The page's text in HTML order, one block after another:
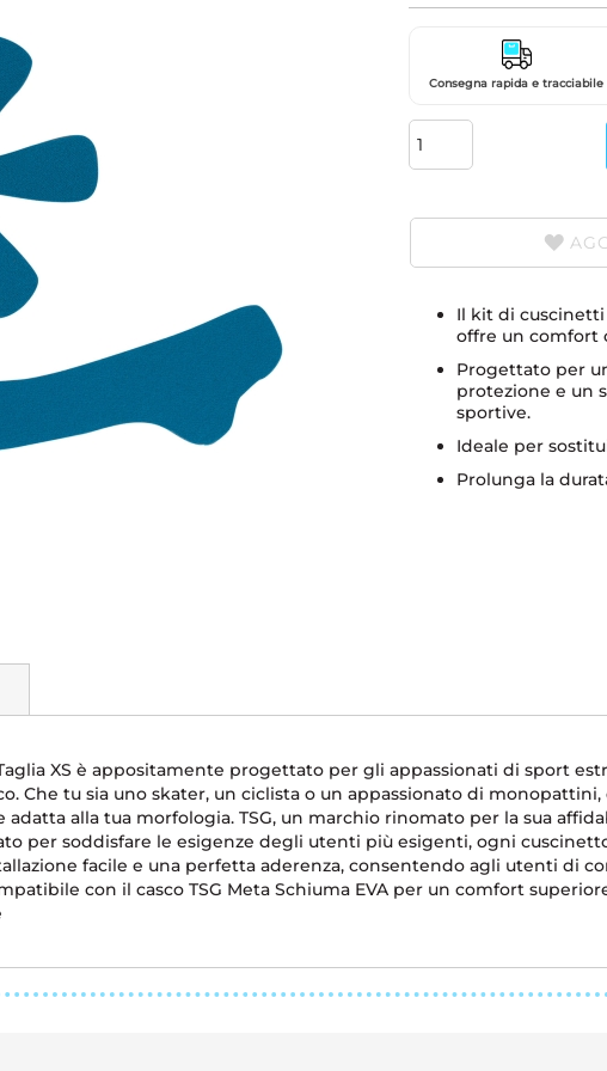
Consegna rapida e tracciabile
Il kit di cuscinetti
offre un comfort
Progettato per
protezione e un
sportive.
Ideale per
Prolunga la
Taglia XS è appositamente progettato per gli appassionati di sport
Che tu sia uno skater, un ciclista o un appassionato di
alla tua morfologia. TSG, un marchio rinomato per la sua
per soddisfare le esigenze degli utenti più esigenti, ogni
facile e una perfetta aderenza, consentendo agli utenti di
con il casco TSG Meta Schiuma EVA per un comfort